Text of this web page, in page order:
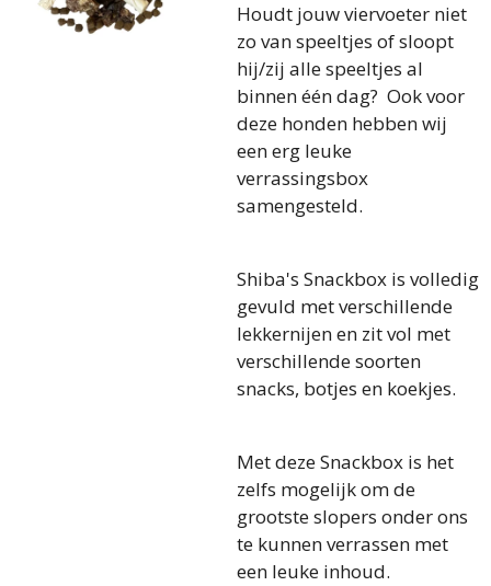
Houdt jouw viervoeter niet
zo van speeltjes of sloopt
hij/zij alle speeltjes al
binnen één dag? Ook voor
deze honden hebben wij
een erg leuke
verrassingsbox
samengesteld.
Shiba's Snackbox is volledig
gevuld met verschillende
lekkernijen en zit vol met
verschillende soorten
snacks, botjes en koekjes.
Met deze Snackbox is het
zelfs mogelijk om de
grootste slopers onder ons
te kunnen verrassen met
een leuke inhoud.